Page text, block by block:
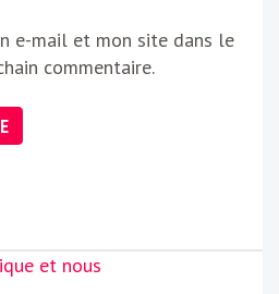
e-mail et mon site dans le
commentaire.
et nous